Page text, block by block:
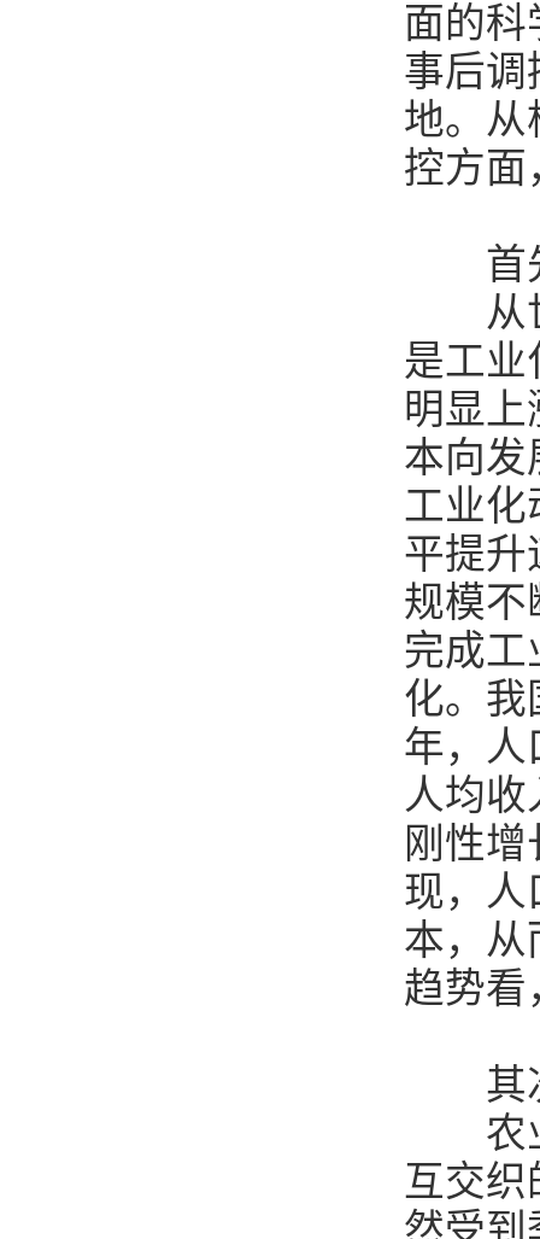
面的科
事后调
地。从
控方面
首先
从世
是工业
明显上
本向发
工业化
平提升
规模不
完成工
化。我
年，人
人均
刚性
现，人
本，从
趋势看
其次
农业
互交
然受到